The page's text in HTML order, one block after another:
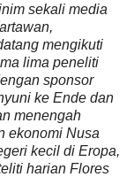
sekali media
mengikuti
lima peneliti
sponsor
ke Ende dan
menengah
ekonomi Nusa
kecil di Eropa,
harian Flores